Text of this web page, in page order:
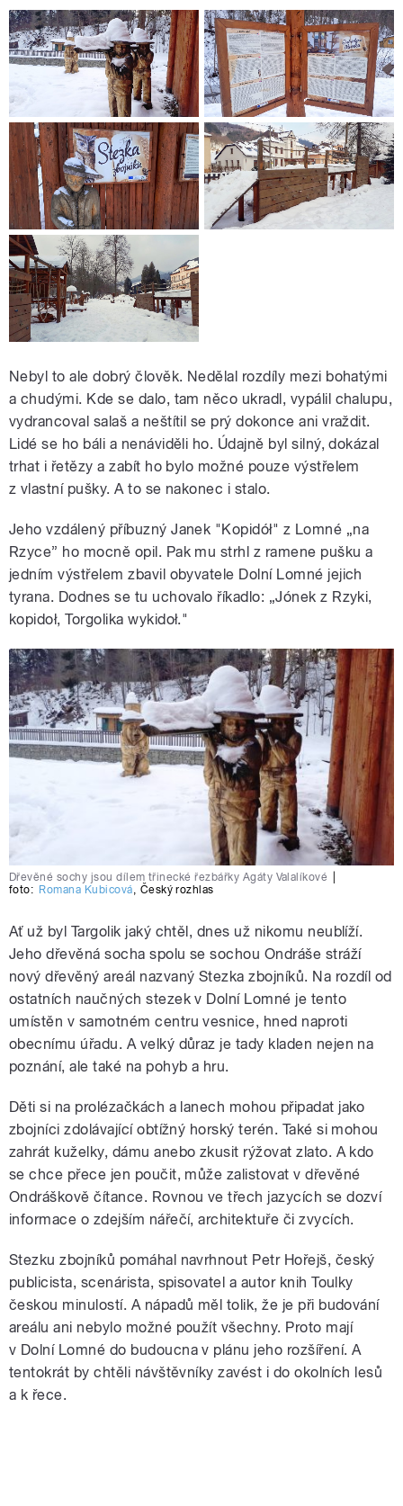
Nebyl to ale dobrý člověk. Nedělal rozdíly mezi bohatými
a chudými. Kde se dalo, tam něco ukradl, vypálil chalupu,
vydrancoval salaš a neštítil se prý dokonce ani vraždit.
Lidé se ho báli a nenáviděli ho. Údajně byl silný, dokázal
trhat i řetězy a zabít ho bylo možné pouze výstřelem
z vlastní pušky. A to se nakonec i stalo.
Jeho vzdálený příbuzný Janek "Kopidół" z Lomné „na
Rzyce” ho mocně opil. Pak mu strhl z ramene pušku a
jedním výstřelem zbavil obyvatele Dolní Lomné jejich
tyrana. Dodnes se tu uchovalo říkadlo: „Jónek z Rzyki,
kopidoł, Torgolika wykidoł."
Dřevěné sochy jsou dílem třinecké řezbářky Agáty Valalíkové
foto: Romana Kubicová, Český rozhlas
Ať už byl Targolik jaký chtěl, dnes už nikomu neublíží.
Jeho dřevěná socha spolu se sochou Ondráše stráží
nový dřevěný areál nazvaný Stezka zbojníků. Na rozdíl od
ostatních naučných stezek v Dolní Lomné je tento
umístěn v samotném centru vesnice, hned naproti
obecnímu úřadu. A velký důraz je tady kladen nejen na
poznání, ale také na pohyb a hru.
Děti si na prolézačkách a lanech mohou připadat jako
zbojníci zdolávající obtížný horský terén. Také si mohou
zahrát kuželky, dámu anebo zkusit rýžovat zlato. A kdo
se chce přece jen poučit, může zalistovat v dřevěné
Ondráškově čítance. Rovnou ve třech jazycích se dozví
informace o zdejším nářečí, architektuře či zvycích.
Stezku zbojníků pomáhal navrhnout Petr Hořejš, český
publicista, scenárista, spisovatel a autor knih Toulky
českou minulostí. A nápadů měl tolik, že je při budování
areálu ani nebylo možné použít všechny. Proto mají
v Dolní Lomné do budoucna v plánu jeho rozšíření. A
tentokrát by chtěli návštěvníky zavést i do okolních lesů
a k řece.